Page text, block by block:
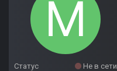
Статус
Не в сети